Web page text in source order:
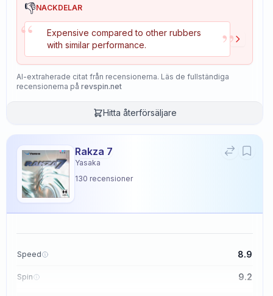
👎NACKDELAR
“
Expensive compared to other rubbers
with similar performance.
”
AI-extraherade citat från recensionerna. Läs de fullständiga
recensionerna på revspin.net
Hitta återförsäljare
Rakza 7
Yasaka
130 recensioner
Speed 8.9
Spin 9.2